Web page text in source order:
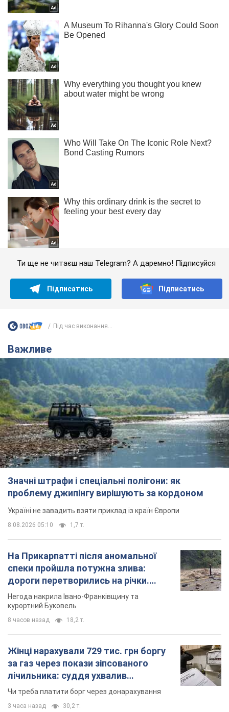
Ти ще не читаєш наш Telegram? А даремно! Підписуйся
Підписатись Підписатись
Під час виконання...
Важливе
Значні штрафи і спеціальні полігони: як
проблему джипінгу вирішують за кордоном
Україні не завадить взяти приклад із країн Європи
8.08.2026 05:10 1,7 т.
На Прикарпатті після аномальної
спеки пройшла потужна злива:
дороги перетворились на річки.
Відео
Негода накрила Івано-Франківщину та
курортний Буковель
8 часов назад 18,2 т.
Жінці нарахували 729 тис. грн боргу
за газ через покази зіпсованого
лічильника: суддя ухвалив
неочікуване рішення
Чи треба платити борг через донарахування
3 часа назад 30,2 т.